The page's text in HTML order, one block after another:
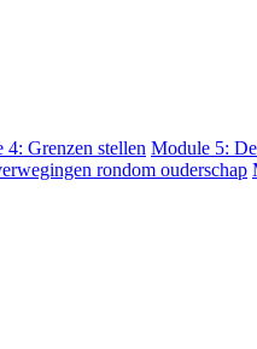
4: Grenzen stellen Module 5:
rondom ouderschap